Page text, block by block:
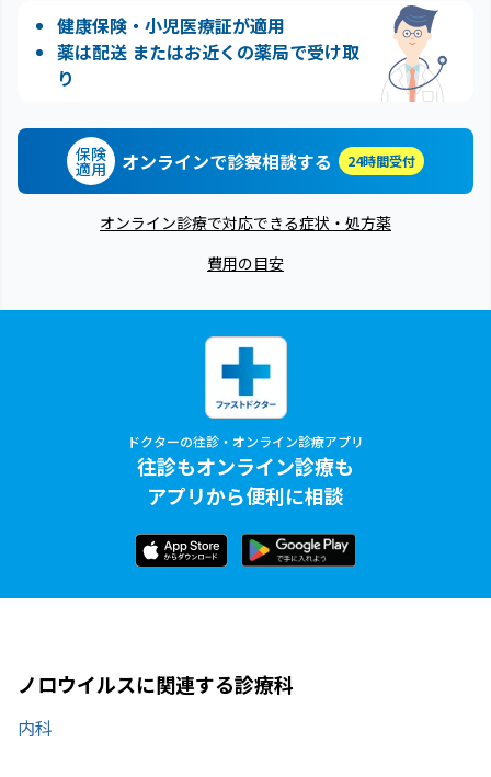
健康保険・小児医療証が適用
薬は配送 またはお近くの薬局で受け取
り
保険
適用 オンラインで診察相談する 24時間受付
オンライン診療で対応できる症状・処方薬
費用の目安
ドクターの往診・オンライン診療アプリ
往診もオンライン診療も
アプリから便利に相談
ノロウイルスに関連する診療科
内科